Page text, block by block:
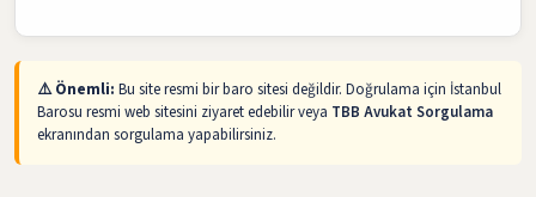
⚠️ Önemli: Bu site resmi bir baro sitesi değildir. Doğrulama için İstanbul
Barosu resmi web sitesini ziyaret edebilir veya TBB Avukat Sorgulama
ekranından sorgulama yapabilirsiniz.